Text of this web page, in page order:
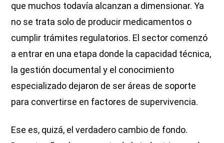
que muchos todavía alcanzan a dimensionar. Ya
no se trata solo de producir medicamentos o
cumplir trámites regulatorios. El sector comenzó
a entrar en una etapa donde la capacidad técnica,
la gestión documental y el conocimiento
especializado dejaron de ser áreas de soporte
para convertirse en factores de supervivencia.
Ese es, quizá, el verdadero cambio de fondo.